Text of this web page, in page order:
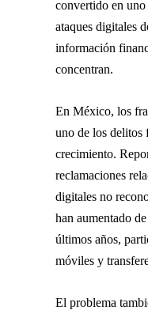
convertido en
ataques digitales
información
concentran.
En México, los
uno de los delitos
crecimiento.
reclamaciones
digitales no
han aumentado
últimos años,
móviles y
El problema